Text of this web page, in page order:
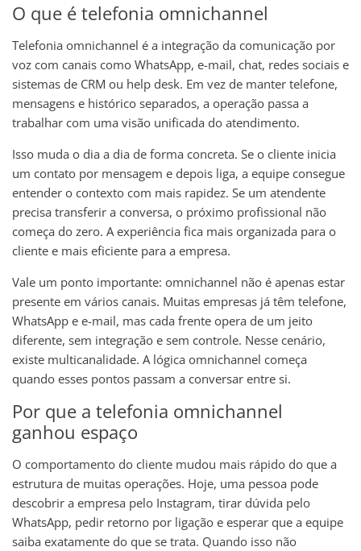
O que é telefonia omnichannel
Telefonia omnichannel é a integração da comunicação por
voz com canais como WhatsApp, e-mail, chat, redes sociais e
sistemas de CRM ou help desk. Em vez de manter telefone,
mensagens e histórico separados, a operação passa a
trabalhar com uma visão unificada do atendimento.
Isso muda o dia a dia de forma concreta. Se o cliente inicia
um contato por mensagem e depois liga, a equipe consegue
entender o contexto com mais rapidez. Se um atendente
precisa transferir a conversa, o próximo profissional não
começa do zero. A experiência fica mais organizada para o
cliente e mais eficiente para a empresa.
Vale um ponto importante: omnichannel não é apenas estar
presente em vários canais. Muitas empresas já têm telefone,
WhatsApp e e-mail, mas cada frente opera de um jeito
diferente, sem integração e sem controle. Nesse cenário,
existe multicanalidade. A lógica omnichannel começa
quando esses pontos passam a conversar entre si.
Por que a telefonia omnichannel
ganhou espaço
O comportamento do cliente mudou mais rápido do que a
estrutura de muitas operações. Hoje, uma pessoa pode
descobrir a empresa pelo Instagram, tirar dúvida pelo
WhatsApp, pedir retorno por ligação e esperar que a equipe
saiba exatamente do que se trata. Quando isso não